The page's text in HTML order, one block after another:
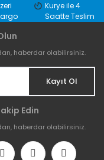
Kurye ile 4
Saatte Teslim
haberdar olabilirsiniz.
Kayıt Ol
Edin
haberdar olabilirsiniz.